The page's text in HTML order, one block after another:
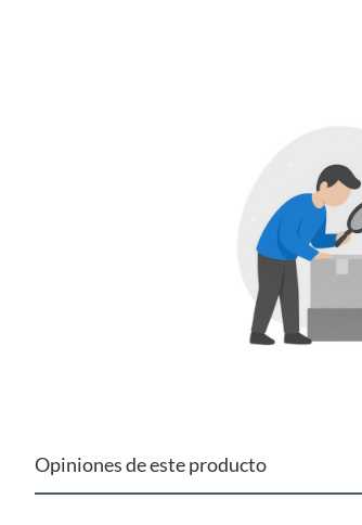
Opiniones de este producto